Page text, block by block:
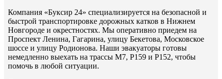
Компания «Буксир 24» специализируется на безопасной и
быстрой транспортировке дорожных катков в Нижнем
Новгороде и окрестностях. Мы оперативно приедем на
Проспект Ленина, Гагарина, улицу Бекетова, Московское
шоссе и улицу Родионова. Наши эвакуаторы готовы
немедленно выехать на трассы М7, Р159 и Р152, чтобы
помочь в любой ситуации.